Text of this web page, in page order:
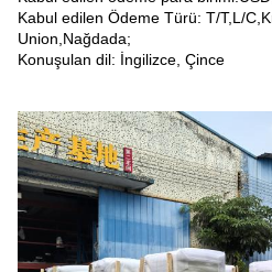
Kabul edilen Ödeme Türü: T/T,L/
Union,Nağdada;
Konuşulan dil: İngilizce, Çince